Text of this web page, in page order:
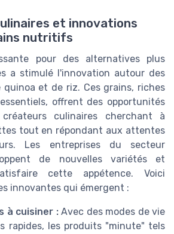
et innovations
nutritifs
pour des alternatives plus
a stimulé l'innovation autour des
quinoa et de riz. Ces grains, riches
offrent des opportunités
culinaires cherchant à
tout en répondant aux attentes
Les entreprises du secteur
de nouvelles variétés et
cette appétence. Voici
innovantes qui émergent :
à cuisiner :Avec des modes de vie
rapides, les produits "minute" tels